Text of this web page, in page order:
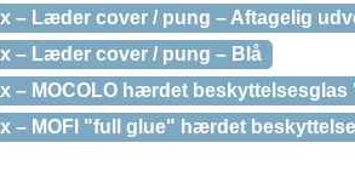
– Læder cover / pung – Aftagelig
– Læder cover / pung – Blå
– MOCOLO hærdet
– MOFI "full glue" hærdet